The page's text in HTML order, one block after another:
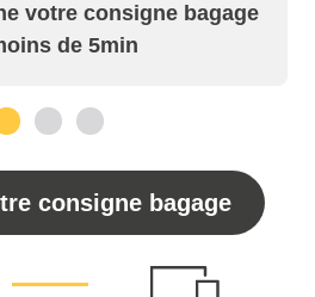
votre consigne bagage
de 5min
consigne bagage